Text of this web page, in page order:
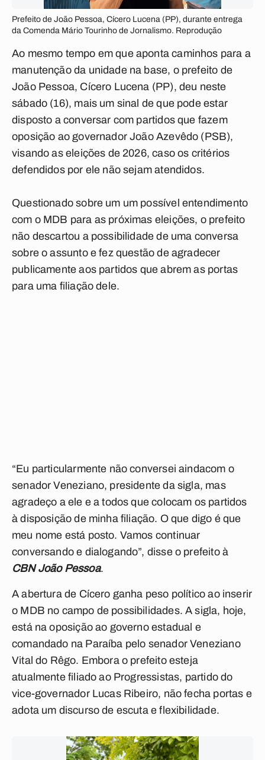
Prefeito de João Pessoa, Cícero Lucena (PP), durante entrega
da Comenda Mário Tourinho de Jornalismo. Reprodução
Ao mesmo tempo em que aponta caminhos para a
manutenção da unidade na base, o prefeito de
João Pessoa, Cícero Lucena (PP), deu neste
sábado (16), mais um sinal de que pode estar
disposto a conversar com partidos que fazem
oposição ao governador João Azevêdo (PSB),
visando as eleições de 2026, caso os critérios
defendidos por ele não sejam atendidos.
Questionado sobre um um possível entendimento
com o MDB para as próximas eleições, o prefeito
não descartou a possibilidade de uma conversa
sobre o assunto e fez questão de agradecer
publicamente aos partidos que abrem as portas
para uma filiação dele.
“Eu particularmente não conversei aindacom o
senador Veneziano, presidente da sigla, mas
agradeço a ele e a todos que colocam os partidos
à disposição de minha filiação. O que digo é que
meu nome está posto. Vamos continuar
conversando e dialogando”, disse o prefeito à
CBN João Pessoa.
A abertura de Cícero ganha peso político ao inserir
o MDB no campo de possibilidades. A sigla, hoje,
está na oposição ao governo estadual e
comandado na Paraíba pelo senador Veneziano
Vital do Rêgo. Embora o prefeito esteja
atualmente filiado ao Progressistas, partido do
vice-governador Lucas Ribeiro, não fecha portas e
adota um discurso de escuta e flexibilidade.